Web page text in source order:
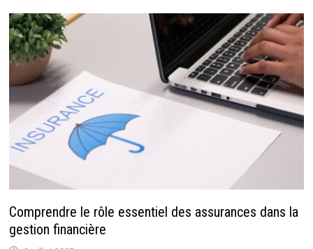
Comprendre le rôle essentiel des assurances dans la
gestion financière